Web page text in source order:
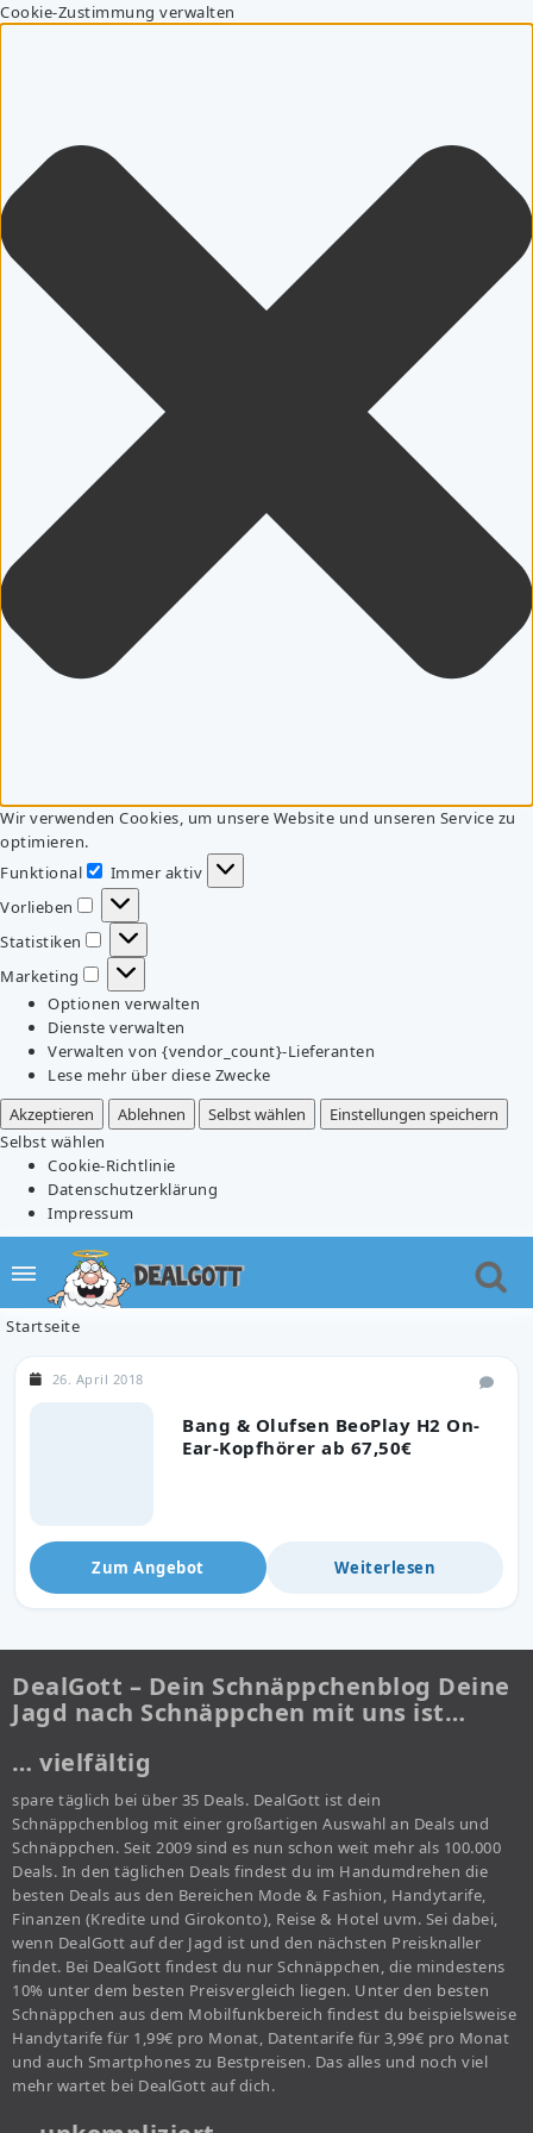
Cookie-Zustimmung verwalten
Wir verwenden Cookies, um unsere Website und unseren Service zu
optimieren.
Funktional
Funktional
Immer aktiv
Vorlieben
Vorlieben
Statistiken
Statistiken
Marketing
Marketing
Optionen verwalten
Dienste verwalten
Verwalten von {vendor_count}-Lieferanten
Lese mehr über diese Zwecke
Akzeptieren
Ablehnen Selbst wählen
Einstellungen speichern
Selbst wählen
Cookie-Richtlinie
Datenschutzerklärung
Impressum
Startseite
Bang & Olufsen BeoPlay H2 On-
Ear-Kopfhörer ab 67,50€
26. April 2018
Zum Angebot Weiterlesen
DealGott – Dein Schnäppchenblog Deine
Jagd nach Schnäppchen mit uns ist…
… vielfältig
spare täglich bei über 35 Deals. DealGott ist dein
Schnäppchenblog mit einer großartigen Auswahl an Deals und
Schnäppchen. Seit 2009 sind es nun schon weit mehr als 100.000
Deals. In den täglichen Deals findest du im Handumdrehen die
besten Deals aus den Bereichen Mode & Fashion, Handytarife,
Finanzen (Kredite und Girokonto), Reise & Hotel uvm. Sei dabei,
wenn DealGott auf der Jagd ist und den nächsten Preisknaller
findet. Bei DealGott findest du nur Schnäppchen, die mindestens
10% unter dem besten Preisvergleich liegen. Unter den besten
Schnäppchen aus dem Mobilfunkbereich findest du beispielsweise
Handytarife für 1,99€ pro Monat, Datentarife für 3,99€ pro Monat
und auch Smartphones zu Bestpreisen. Das alles und noch viel
mehr wartet bei DealGott auf dich.